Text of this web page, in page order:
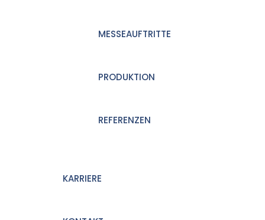
MESSEAUFTRITTE
PRODUKTION
REFERENZEN
KARRIERE